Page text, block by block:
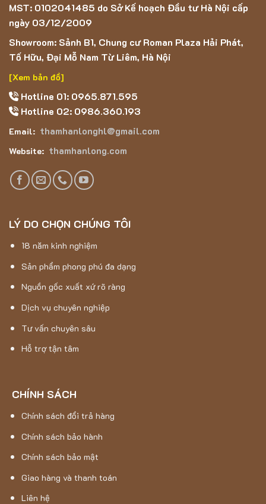
MST: 0102041485 do Sở Kế hoạch Đầu tư Hà Nội cấp
ngày 03/12/2009
Showroom: Sảnh B1, Chung cư Roman Plaza Hải Phát,
Tố Hữu, Đại Mỗ Nam Từ Liêm, Hà Nội
[Xem bản đồ]
Hotline 01: 0965.871.595
Hotline 02: 0986.360.193
Email: thamhanlonghl@gmail.com
Website: thamhanlong.com
LÝ DO CHỌN CHÚNG TÔI
18 năm kinh nghiệm
Sản phẩm phong phú đa dạng
Nguồn gốc xuất xứ rõ ràng
Dịch vụ chuyên nghiệp
Tư vấn chuyên sâu
Hỗ trợ tận tâm
CHÍNH SÁCH
Chính sách đổi trả hàng
Chính sách bảo hành
Chính sách bảo mật
Giao hàng và thanh toán
Liên hệ